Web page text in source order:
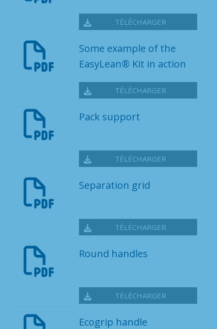
TÉLÉCHARGER
Some example of the
EasyLean® Kit in action
TÉLÉCHARGER
Pack support
TÉLÉCHARGER
Separation grid
TÉLÉCHARGER
Round handles
TÉLÉCHARGER
Ecogrip handle